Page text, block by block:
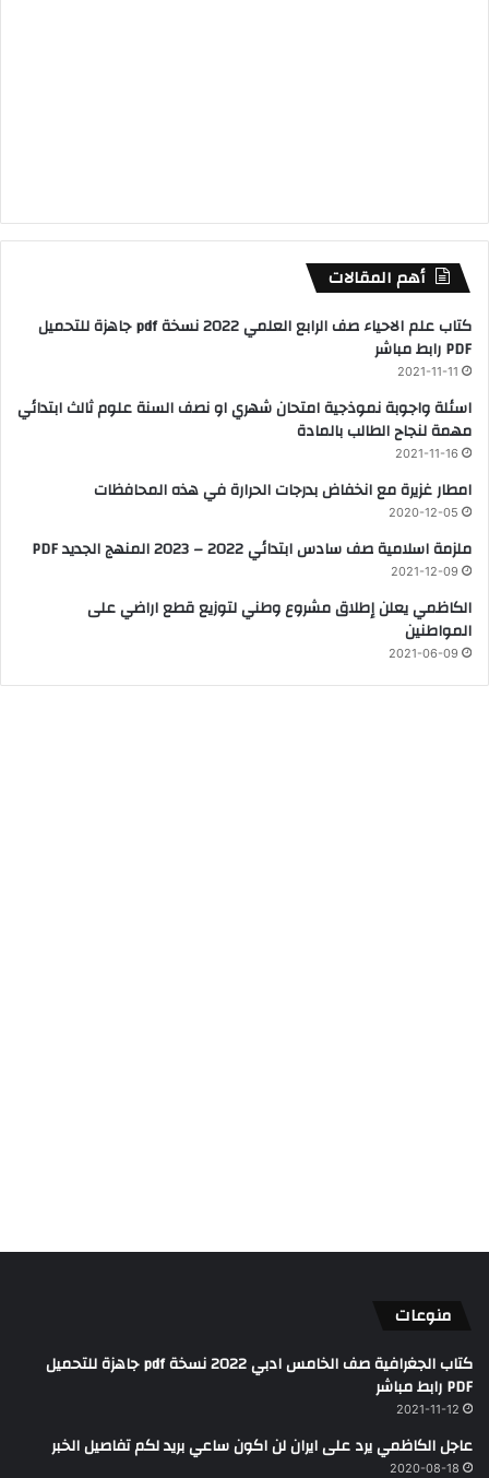
أهم المقالات
كتاب علم الاحياء صف الرابع العلمي 2022 نسخة pdf جاهزة للتحميل
PDF رابط مباشر
2021-11-11
اسئلة واجوبة نموذجية امتحان شهري او نصف السنة علوم ثالث ابتدائي
مهمة لنجاح الطالب بالمادة
2021-11-16
امطار غزيرة مع انخفاض بدرجات الحرارة في هذه المحافظات
2020-12-05
ملزمة اسلامية صف سادس ابتدائي 2022 – 2023 المنهج الجديد PDF
2021-12-09
الكاظمي يعلن إطلاق مشروع وطني لتوزيع قطع اراضي على
المواطنين
2021-06-09
منوعات
كتاب الجغرافية صف الخامس ادبي 2022 نسخة pdf جاهزة للتحميل
PDF رابط مباشر
2021-11-12
عاجل الكاظمي يرد على ايران لن اكون ساعي بريد لكم تفاصيل الخبر
2020-08-18